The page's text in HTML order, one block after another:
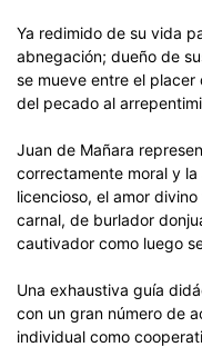
Ya redimido de su vida
abnegación; dueño de
se mueve entre el
del pecado al
Juan de Mañara
correctamente moral y
licencioso, el amor
carnal, de burlador
cautivador como luego
Una exhaustiva guía
con un gran número de
individual como